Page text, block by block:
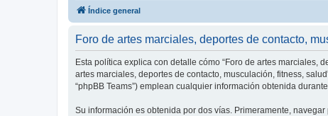
Índice general
Foro de artes marciales, deportes de contacto,
Esta política explica con detalle cómo “Foro de artes marciales,
artes marciales, deportes de contacto, musculación, fitness,
“phpBB Teams”) emplean cualquier información obtenida
Su información es obtenida por dos vías. Primeramente,